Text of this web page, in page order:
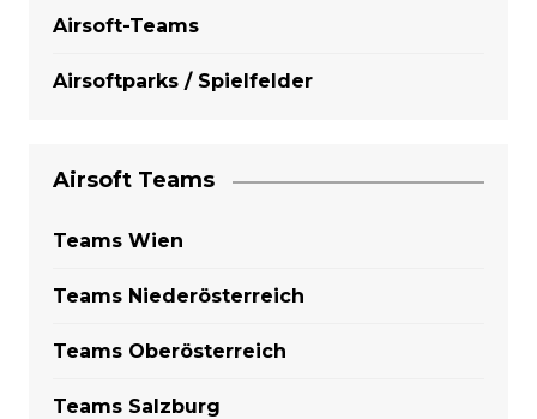
Airsoft-Teams
Airsoftparks / Spielfelder
Airsoft Teams
Teams Wien
Teams Niederösterreich
Teams Oberösterreich
Teams Salzburg